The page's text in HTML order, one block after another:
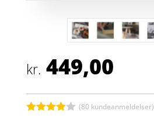
kr. 449,00
(80 kundeanmeldelser)